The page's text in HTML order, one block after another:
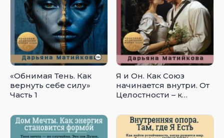
«Обнимая Тень. Как
вернуть себе силу»
Часть 1
Я и Он. Как Союз
начинается внутри. От
Целостности – к
Партнёрству. Часть 2